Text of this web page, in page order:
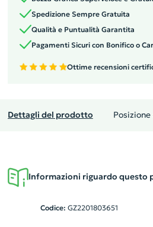
Spedizione Sempre Gratuita
Qualità e Puntualità Garantita
Pagamenti Sicuri con Bonifico o
Ottime recensioni
Dettagli del prodotto
Informazioni riguardo questo
Codice: GZ2201803651